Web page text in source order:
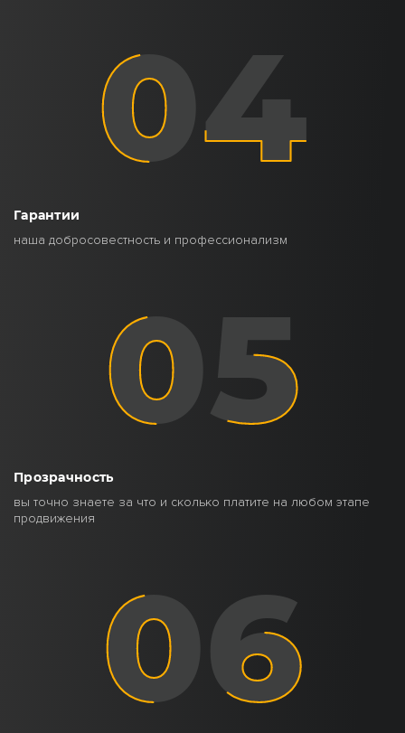
Гарантии
наша добросовестность и профессионализм
Прозрачность
вы точно знаете за что и сколько платите на любом этапе
продвижения